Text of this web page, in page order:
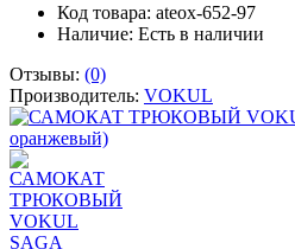
Код товара: ateox-652-97
Наличие: Есть в наличии
Отзывы: (0)
Производитель: VOKUL